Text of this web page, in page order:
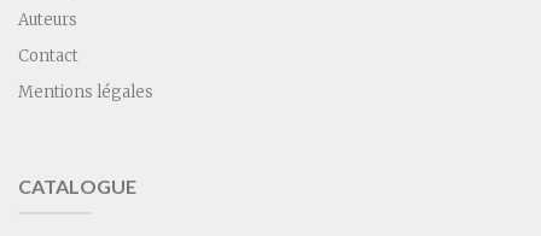
Auteurs
Contact
Mentions légales
CATALOGUE